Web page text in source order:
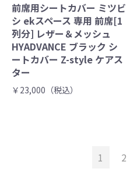
前席用シートカバー ミツビ
シ ekスペース 専用 前席[1
列分] レザー＆メッシュ
HYADVANCE ブラック シ
ートカバー Z-style ケアス
ター
￥23,000（税込）
1 2